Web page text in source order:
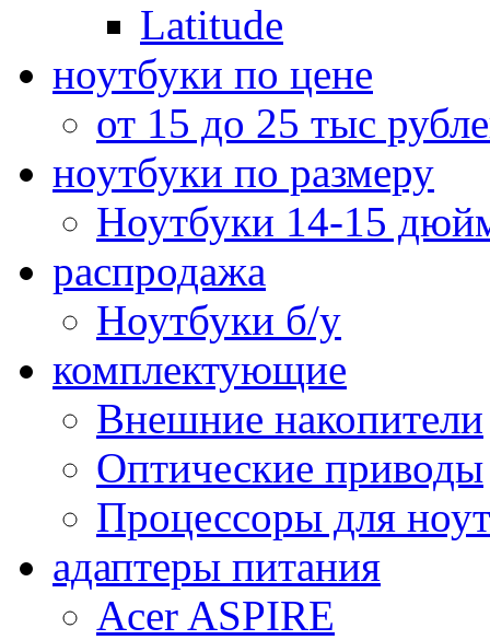
Latitude
ноутбуки по цене
от 15 до 25 тыс
ноутбуки по размеру
Ноутбуки 14-15
распродажа
Ноутбуки б/у
комплектующие
Внешние накопители
Оптические приводы
Процессоры для
адаптеры питания
Acer ASPIRE